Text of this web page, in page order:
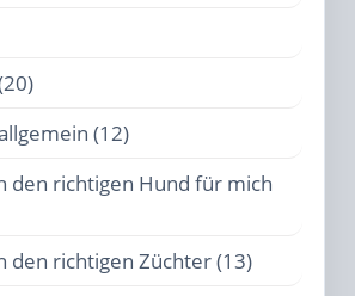
(12)
den richtigen Hund für mich
den richtigen Züchter (13)